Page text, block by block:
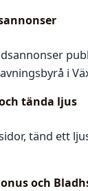
i
tända ljus
tänd ett
och